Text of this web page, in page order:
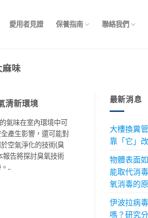
愛用者見證 保養指南 聯絡我們
麻味
清新環境
氣味在室內環境中可
產生影響，還可能對
空氣淨化的技術(臭
報告將探討臭氧技術
..
最新消息
大樓換糞
靠「它」
物體表面
能取代消
氧消毒的
伊波拉病
嗎？研究